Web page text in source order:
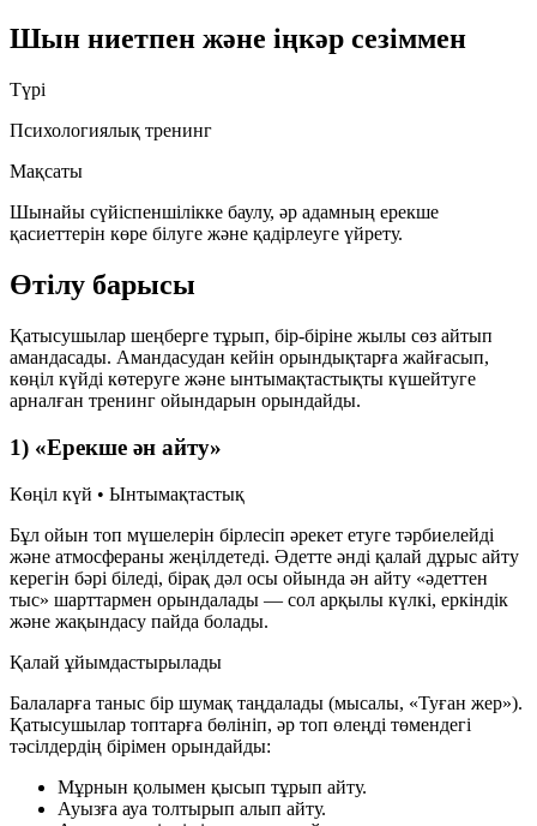
Шын ниетпен және іңкәр сезіммен
Түрі
Психологиялық тренинг
Мақсаты
Шынайы сүйіспеншілікке баулу, әр адамның ерекше
қасиеттерін көре білуге және қадірлеуге үйрету.
Өтілу барысы
Қатысушылар шеңберге тұрып, бір-біріне жылы сөз айтып
амандасады. Амандасудан кейін орындықтарға жайғасып,
көңіл күйді көтеруге және ынтымақтастықты күшейтуге
арналған тренинг ойындарын орындайды.
1) «Ерекше ән айту»
Көңіл күй • Ынтымақтастық
Бұл ойын топ мүшелерін бірлесіп әрекет етуге тәрбиелейді
және атмосфераны жеңілдетеді. Әдетте әнді қалай дұрыс айту
керегін бәрі біледі, бірақ дәл осы ойында ән айту «әдеттен
тыс» шарттармен орындалады — сол арқылы күлкі, еркіндік
және жақындасу пайда болады.
Қалай ұйымдастырылады
Балаларға таныс бір шумақ таңдалады (мысалы, «Туған жер»).
Қатысушылар топтарға бөлініп, әр топ өлеңді төмендегі
тәсілдердің бірімен орындайды:
Мұрнын қолымен қысып тұрып айту.
Ауызға ауа толтырып алып айту.